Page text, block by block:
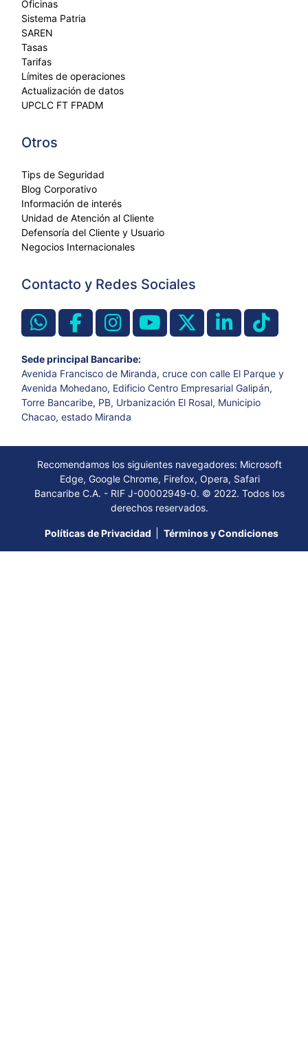
Oficinas
Sistema Patria
SAREN
Tasas
Tarifas
Límites de operaciones
Actualización de datos
UPCLC FT FPADM
Otros
Tips de Seguridad
Blog Corporativo
Información de interés
Unidad de Atención al Cliente
Defensoría del Cliente y Usuario
Negocios Internacionales
Contacto y Redes Sociales
Sede principal Bancaribe:
Avenida Francisco de Miranda, cruce con calle El Parque y
Avenida Mohedano, Edificio Centro Empresarial Galipán,
Torre Bancaribe, PB, Urbanización El Rosal, Municipio
Chacao, estado Miranda
Recomendamos los siguientes navegadores: Microsoft
Edge, Google Chrome, Firefox, Opera, Safari
Bancaribe C.A. - RIF J-00002949-0. © 2022. Todos los
derechos reservados.
Políticas de Privacidad Términos y Condiciones